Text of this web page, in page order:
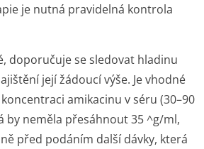
je nutná pravidelná kontrola
doporučuje se sledovat hladinu
její žádoucí výše. Je vhodné
amikacinu v séru (30–90
by neměla přesáhnout 35 ^g/ml,
před podáním další dávky, která